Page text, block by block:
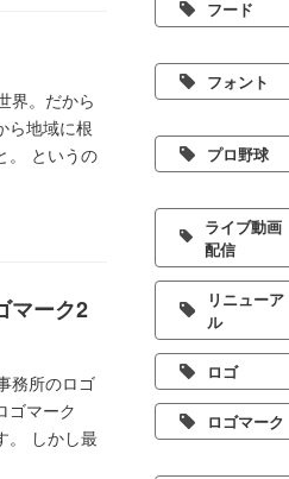
界。だから
ら地域に根
。 というの
マーク2
務所のロゴ
ゴマーク
。 しかし最
フード
フォント
プロ野球
ライブ動画
配信
リニューア
ル
ロゴ
ロゴマーク